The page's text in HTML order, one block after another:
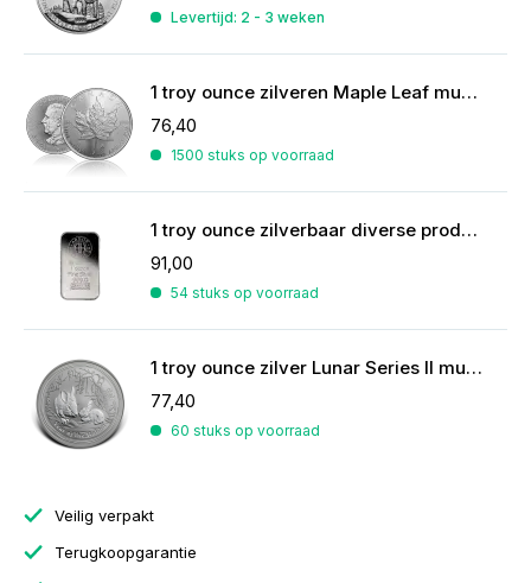
Levertijd: 2 - 3 weken
1 troy ounce zilveren Maple Leaf munt 2026
76,40
1500 stuks op voorraad
1 troy ounce zilverbaar diverse producenten
91,00
54 stuks op voorraad
1 troy ounce zilver Lunar Series II munt Year of the Rabbit 2011
77,40
60 stuks op voorraad
Veilig verpakt
Terugkoopgarantie